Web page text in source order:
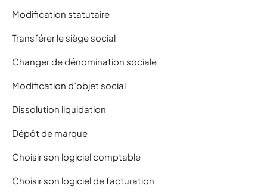
Modification statutaire
Transférer le siège social
Changer de dénomination sociale
Modification d’objet social
Dissolution liquidation
Dépôt de marque
Choisir son logiciel comptable
Choisir son logiciel de facturation